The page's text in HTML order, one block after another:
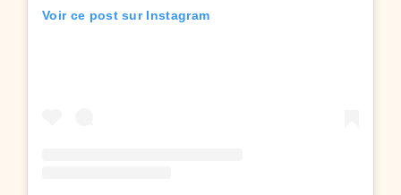
Voir ce post sur Instagram